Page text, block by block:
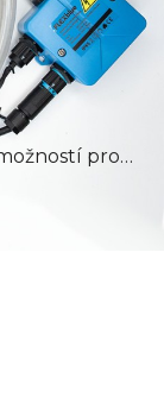
SET LED stavební osvětlení 3 m s možností prodloužení LED ...